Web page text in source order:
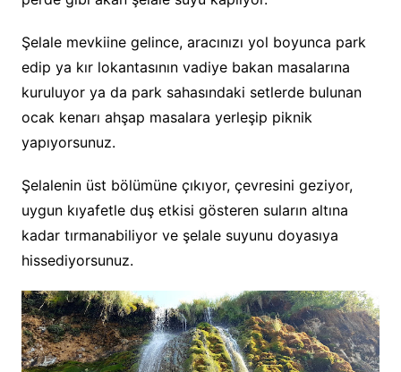
Şelale mevkiine gelince, aracınızı yol boyunca park
edip ya kır lokantasının vadiye bakan masalarına
kuruluyor ya da park sahasındaki setlerde bulunan
ocak kenarı ahşap masalara yerleşip piknik
yapıyorsunuz.
Şelalenin üst bölümüne çıkıyor, çevresini geziyor,
uygun kıyafetle duş etkisi gösteren suların altına
kadar tırmanabiliyor ve şelale suyunu doyasıya
hissediyorsunuz.